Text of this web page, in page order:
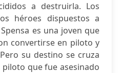
a destruirla. Los
héroes dispuestos a
es una joven que
convertirse en piloto y
su destino se cruza
que fue asesinado